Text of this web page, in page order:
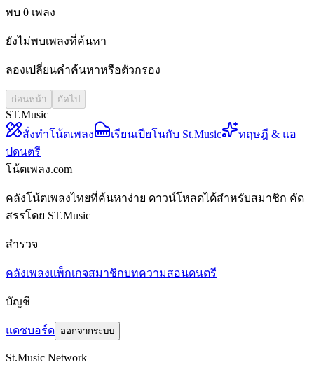
พบ 0 เพลง
ยังไม่พบเพลงที่ค้นหา
ลองเปลี่ยนคำค้นหาหรือตัวกรอง
ก่อนหน้า ถัดไป
ST.Music
สั่งทำโน้ตเพลง
เรียนเปียโนกับ St.Music
ทฤษฎี & แอ
ปดนตรี
โน้ตเพลง.com
คลังโน้ตเพลงไทยที่ค้นหาง่าย ดาวน์โหลดได้สำหรับสมาชิก คัด
สรรโดย ST.Music
สำรวจ
คลังเพลงแพ็กเกจสมาชิกบทความสอนดนตรี
บัญชี
แดชบอร์ด ออกจากระบบ
St.Music Network